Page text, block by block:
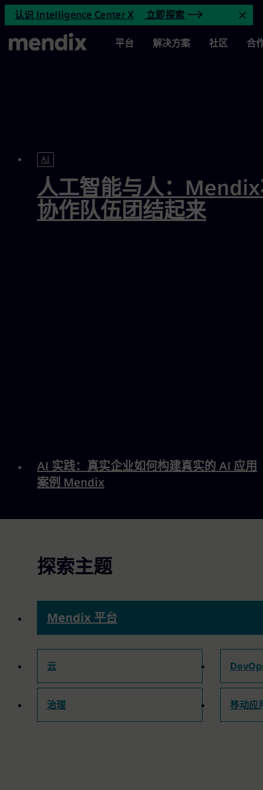
企业应用程序开发资源 |
跳到主要内容
认识 Intelligence Center X 立即探索
关
主页
平台 解决方案 社区 合
AI
人工智能与人：
协作队伍团结起来
AI 实践：真实企业如何构建真实的 AI 应用
案例 Mendix
探索主题
Mendix 平台
云
治理 移动应